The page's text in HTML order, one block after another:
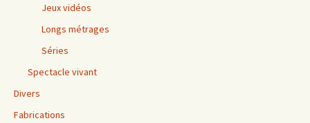
Jeux vidéos
Longs métrages
Séries
Spectacle vivant
Divers
Fabrications